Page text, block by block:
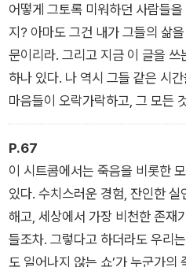
어떻게 그토록 미워하던 사람들
지? 아마도 그건 내가 그들의 삶
문이리라. 그리고 지금 이 글을 쓰
하나 있다. 나 역시 그들 같은 시
마음들이 오락가락하고, 그 모든
가에게 상처를 주고… 그런 적이
을 그토록 싫어했던 건 그런 내 자
는지도 모른다. 나의 버리고 싶은
주었기 때문에.
P.67
이 시트콤에서는 죽음을 비롯한
있다. 수치스러운 경험, 잔인한
해고, 세상에서 가장 비천한 존재
들조차. 그렇다고 하더라도 우리
도 일어나지 않는 쇼’가 누군가의